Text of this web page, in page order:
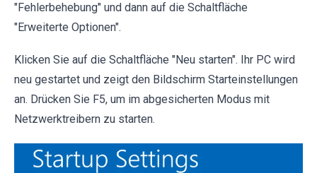
"Fehlerbehebung" und dann auf die Schaltfläche
"Erweiterte Optionen".
Klicken Sie auf die Schaltfläche "Neu starten". Ihr PC wird
neu gestartet und zeigt den Bildschirm Starteinstellungen
an. Drücken Sie F5, um im abgesicherten Modus mit
Netzwerktreibern zu starten.